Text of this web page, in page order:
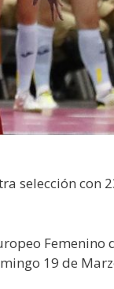
selección con
Femenino
19 de